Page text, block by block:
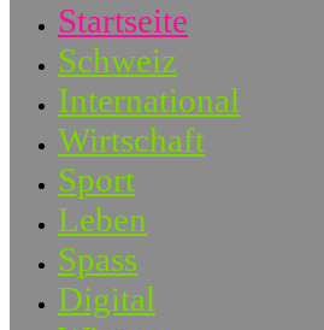
Startseite
Schweiz
International
Wirtschaft
Sport
Leben
Spass
Digital